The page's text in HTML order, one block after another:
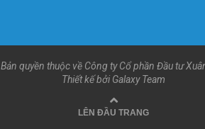
Bản quyền thuộc về Công ty Cổ phần Đầu tư
Thiết kế bởi Galaxy Team
LÊN ĐẦU TRANG